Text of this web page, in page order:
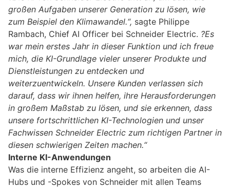
großen Aufgaben unserer Generation zu lösen, wie
zum Beispiel den Klimawandel.“, sagte Philippe
Rambach, Chief AI Officer bei Schneider Electric. ?Es
war mein erstes Jahr in dieser Funktion und ich freue
mich, die KI-Grundlage vieler unserer Produkte und
Dienstleistungen zu entdecken und
weiterzuentwickeln. Unsere Kunden verlassen sich
darauf, dass wir ihnen helfen, ihre Herausforderungen
in großem Maßstab zu lösen, und sie erkennen, dass
unsere fortschrittlichen KI-Technologien und unser
Fachwissen Schneider Electric zum richtigen Partner in
diesen schwierigen Zeiten machen.“
Interne KI-Anwendungen
Was die interne Effizienz angeht, so arbeiten die AI-
Hubs und -Spokes von Schneider mit allen Teams